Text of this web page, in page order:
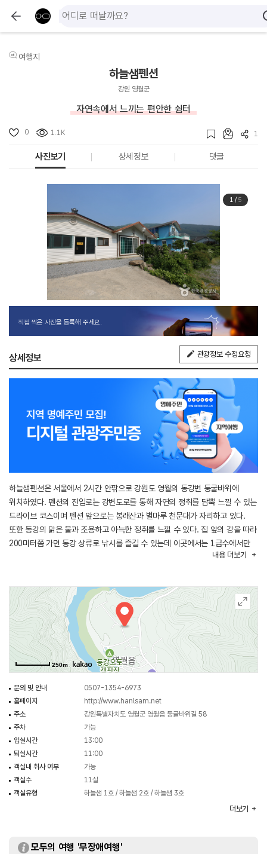
여행지
하늘샘펜션
강원 영월군
자연속에서 느끼는 편안한 쉼터
0 1.1K 1
사진보기 상세정보 댓글
1/ 5
직접 찍은 사진을 등록해 주세요.
상세정보 관광정보 수정요청
하늘샘펜션은 서울에서 2시간 안팎으로 강원도 영월의 동강변 둥굴바위에
위치하였다. 펜션의 진입로는 강변도로를 통해 자연의 정취를 담뿍 느낄 수 있는
드라이브 코스이며 펜션 앞으로는 봉래산과 별마루 천문대가 자리하고 있다.
또한 동강의 맑은 물과 조용하고 아늑한 정취를 느낄 수 있다. 집 앞의 강을 따라
200미터쯤 가면 동강 상류로 낚시를 즐길 수 있는데 이곳에서는 1급수에서만
산다는 버들치, 쉬리, 열목어 등이 서식하고 있으며 펜션이 있는 영월군에는
기암절벽이 어우러진 사자산, 책박물관, 곤충 박물관 등이 위치해 있어 아이들
교육으로도 좋다. 특히 여름철에는 동강 래프팅 출발지라 급류타기, 산악
바이크, 서바이벌경기 등을 즐길 수 있다.
내용 더보기
250m
문의 및 안내
0507-1354-6973
홈페이지
http://www.hanlsam.net
주소
강원특별자치도 영월군 영월읍 둥글바위길 58
주차
가능
입실시간
13:00
퇴실시간
11:00
객실내 취사 여부
가능
객실수
11실
객실유형
하늘샘 1호 / 하늘샘 2호 / 하늘샘 3호
더보기
모두의 여행 '무장애여행'